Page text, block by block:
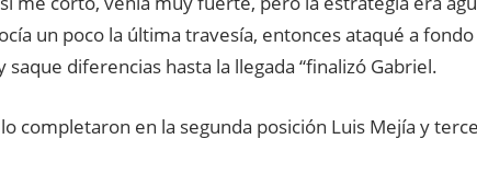
un poco la última travesía, entonces ataqué a
saque diferencias hasta la llegada “finalizó Gabriel.
completaron en la segunda posición Luis Mejía y